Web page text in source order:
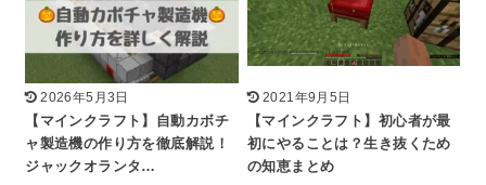
2026年5月3日
【マインクラフト】自動カボチ
ャ製造機の作り方を徹底解説！
ジャックオランタ…
2021年9月5日
【マインクラフト】初心者が最
初にやることは？生き抜くため
の知恵まとめ